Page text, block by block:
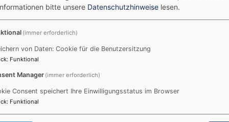
Schieder und Dekan
bitte unsere Datenschutzhinweise lesen.
(immer erforderlich)
von Daten: Cookie für die Benutzersitzung
: Funktional
Manager (immer erforderlich)
Consent speichert Ihre Einwilligungsstatus im Browser
: Funktional